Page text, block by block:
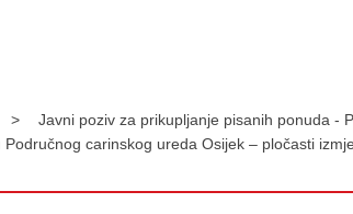
> Javni poziv za prikupljanje pisanih ponuda -
carinskog ureda Osijek – pločasti